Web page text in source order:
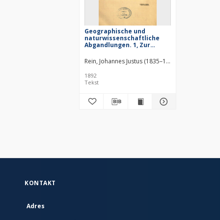
Geographische und
naturwissenschaftliche
Abgandlungen. 1, Zur
der Entdeckung Amerikas :
Columbus und seine vier
Reisen nach dem Westen :
Natur und hervorragende
Erzeugnisse Spaniens
Rein, Johannes Justus (1835–1918)
1892
Tekst
KONTAKT
Adres